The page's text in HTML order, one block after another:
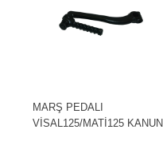
MARŞ PEDALI
VİSAL125/MATİ125 KANUNİ